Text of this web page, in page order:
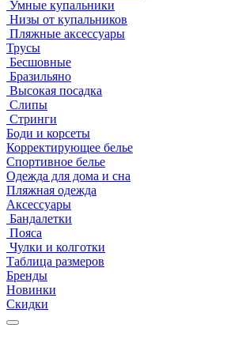
Умные купальники
Низы от купальников
Пляжные аксессуары
Трусы
Бесшовные
Бразильяно
Высокая посадка
Слипы
Стринги
Боди и корсеты
Корректирующее белье
Спортивное белье
Одежда для дома и сна
Пляжная одежда
Аксессуары
Бандалетки
Пояса
Чулки и колготки
Таблица размеров
Бренды
Новинки
Скидки